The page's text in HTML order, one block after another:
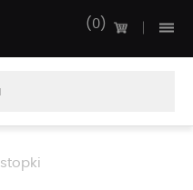
0
stopki